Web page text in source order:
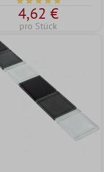
Durchschnittliche
4,62 €
pro Stück